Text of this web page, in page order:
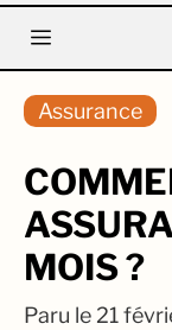
Menu
Assurance
MOIS ?
Paru le 21